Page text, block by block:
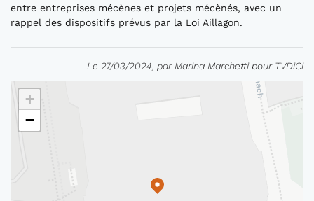
entre entreprises mécènes et projets mécènés, avec un
rappel des dispositifs prévus par la Loi Aillagon.
Le 27/03/2024, par Marina Marchetti pour TVDiCi
+
−